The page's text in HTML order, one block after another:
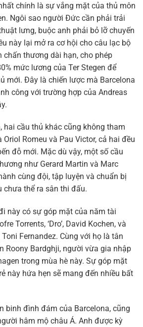
chính là sự vắng mặt của thủ môn
Ngôi sao người Đức cần phải trải
lưng, buộc anh phải bỏ lỡ chuyến
này lại mở ra cơ hội cho câu lạc bộ
chấn thương dài hạn, cho phép
mức lương của Ter Stegen để
mới. Đây là chiến lược mà Barcelona
công với trường hợp của Andreas
hai cầu thủ khác cũng không tham
Romeu và Pau Victor, cả hai đều
đỗ mới. Mặc dù vậy, một số cầu
như Gerard Martin và Marc
cùng đội, tập luyện và chuẩn bị
chưa thể ra sân thi đấu.
này có sự góp mặt của năm tài
Torrents, ‘Dro’, David Kochen, và
Fernandez. Cùng với họ là tân
Roony Bardghji, người vừa gia nhập
trong mùa hè này. Sự góp mặt
này hứa hẹn sẽ mang đến nhiều bất
binh đình đám của Barcelona, cũng
hâm mộ châu Á. Anh được kỳ